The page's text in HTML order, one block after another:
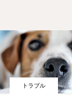
トラブル